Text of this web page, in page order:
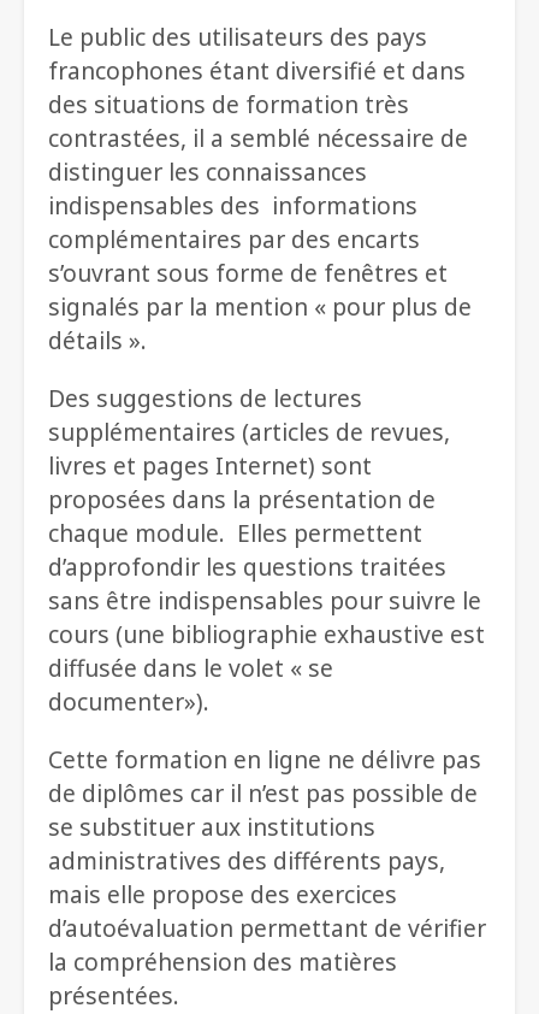
Le public des utilisateurs des pays
francophones étant diversifié et dans
des situations de formation très
contrastées, il a semblé nécessaire de
distinguer les connaissances
indispensables des informations
complémentaires par des encarts
s’ouvrant sous forme de fenêtres et
signalés par la mention « pour plus de
détails ».
Des suggestions de lectures
supplémentaires (articles de revues,
livres et pages Internet) sont
proposées dans la présentation de
chaque module. Elles permettent
d’approfondir les questions traitées
sans être indispensables pour suivre le
cours (une bibliographie exhaustive est
diffusée dans le volet « se
documenter»).
Cette formation en ligne ne délivre pas
de diplômes car il n’est pas possible de
se substituer aux institutions
administratives des différents pays,
mais elle propose des exercices
d’autoévaluation permettant de vérifier
la compréhension des matières
présentées.